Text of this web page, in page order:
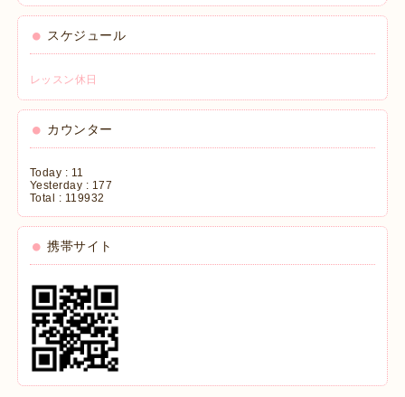
スケジュール
レッスン休日
カウンター
Today : 11
Yesterday : 177
Total : 119932
携帯サイト